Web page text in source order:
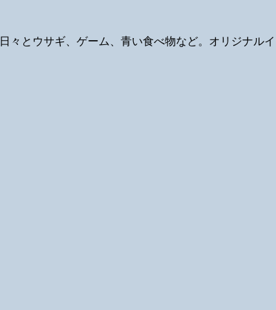
々とウサギ、ゲーム、青い食べ物など。オリジナル